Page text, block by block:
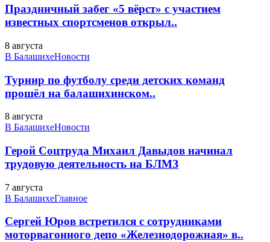
Праздничный забег «5 вёрст» с участием
известных спортсменов открыл..
8 августа
В БалашихеНовости
Турнир по футболу среди детских команд
прошёл на балашихинском..
8 августа
В БалашихеНовости
Герой Соцтруда Михаил Давыдов начинал
трудовую деятельность на БЛМЗ
7 августа
В БалашихеГлавное
Сергей Юров встретился с сотрудниками
моторвагонного депо «Железнодорожная» в..